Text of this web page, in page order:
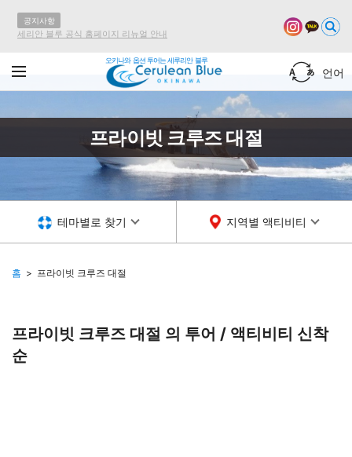
공지사항
세리안 블루 공식 홈페이지 리뉴얼 안내
오키나와 옵션 투어는 세루리안 블루
언어
홈 프라이빗 크루즈 대절
테마별로 찾기 지역별 액티비티
프라이빗 크루즈 대절
프라이빗 크루즈 대절 의 투어 / 액티비티 신착
순